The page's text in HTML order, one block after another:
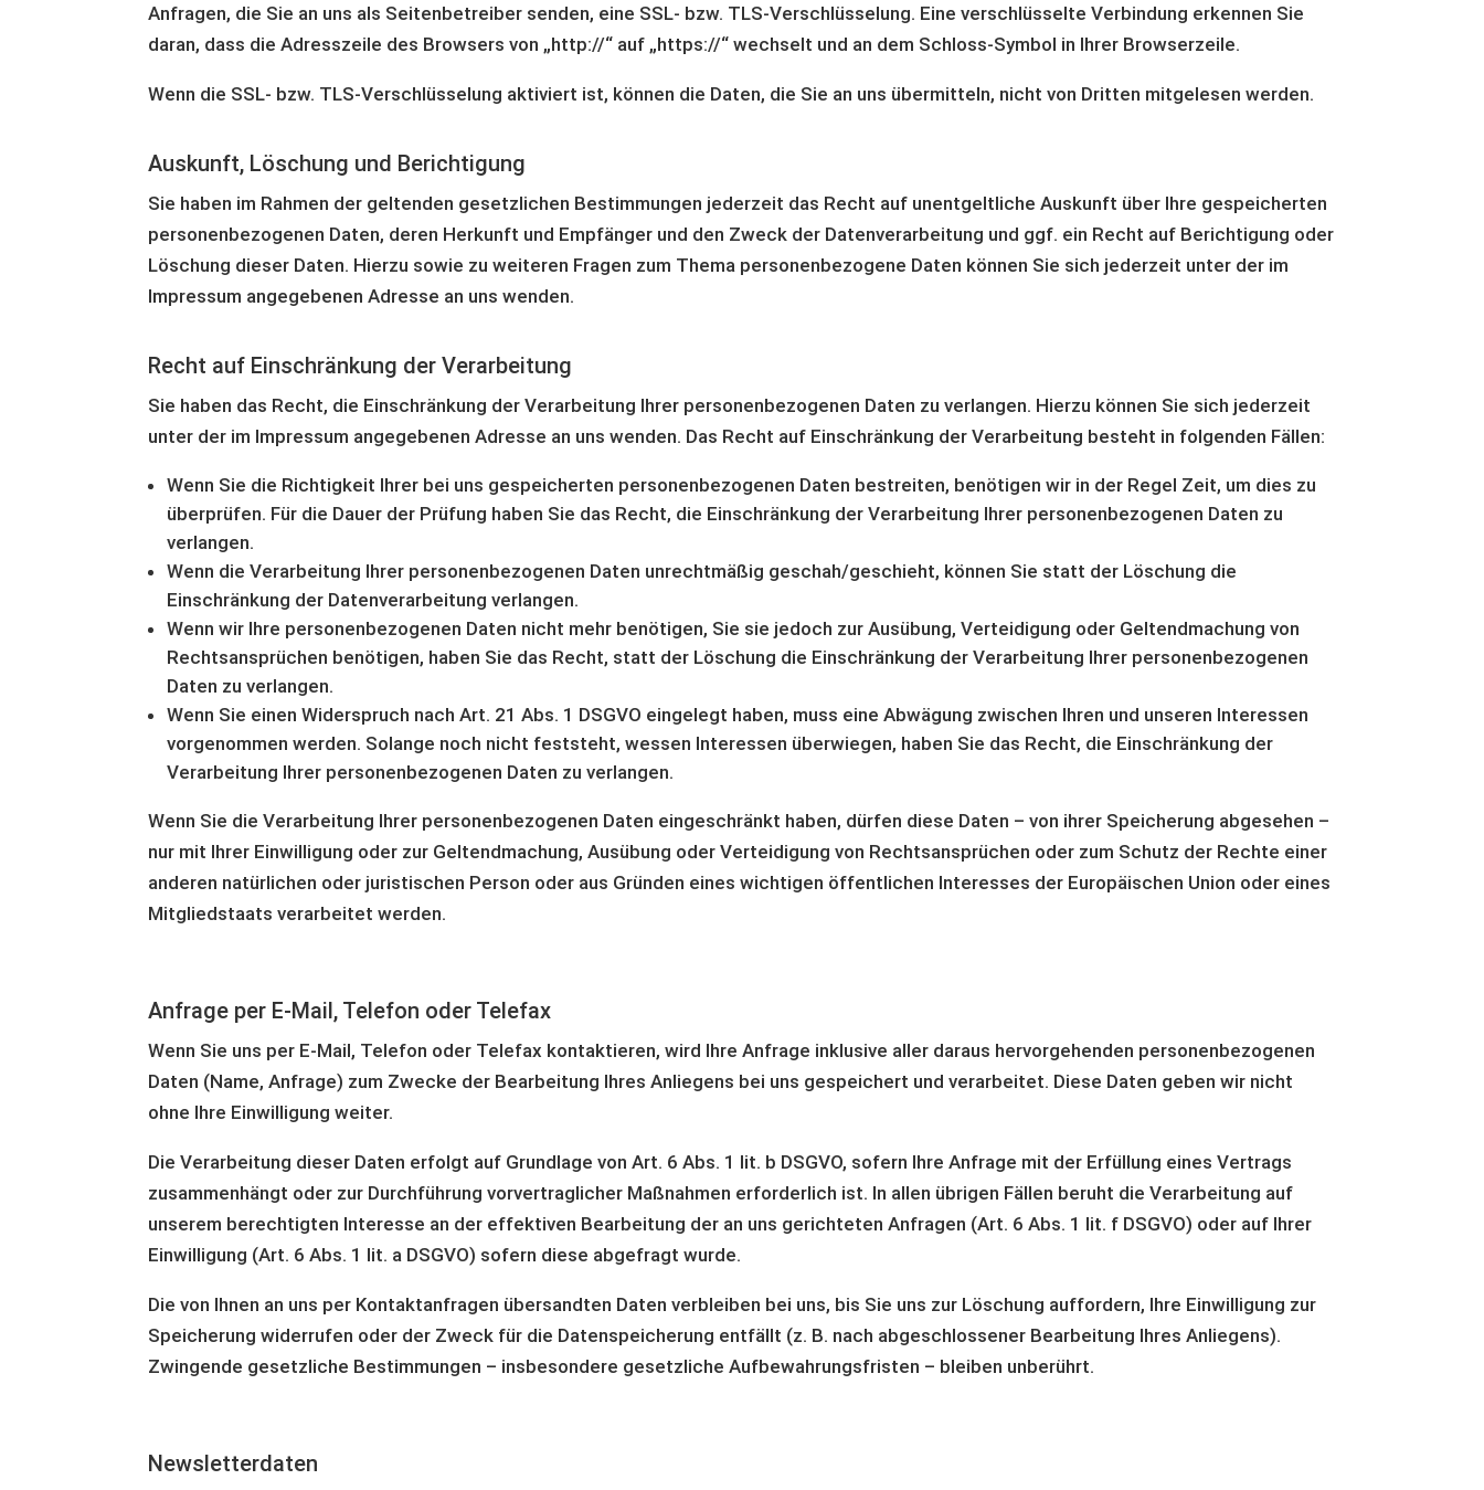
Anfragen, die Sie an uns als Seitenbetreiber senden, eine SSL- bzw. TLS-Verschlüsselung. Eine verschlüsselte Verbindung erkennen Sie
daran, dass die Adresszeile des Browsers von „http://“ auf „https://“ wechselt und an dem Schloss-Symbol in Ihrer Browserzeile.
Wenn die SSL- bzw. TLS-Verschlüsselung aktiviert ist, können die Daten, die Sie an uns übermitteln, nicht von Dritten mitgelesen werden.
Auskunft, Löschung und Berichtigung
Sie haben im Rahmen der geltenden gesetzlichen Bestimmungen jederzeit das Recht auf unentgeltliche Auskunft über Ihre gespeicherten
personenbezogenen Daten, deren Herkunft und Empfänger und den Zweck der Datenverarbeitung und ggf. ein Recht auf Berichtigung oder
Löschung dieser Daten. Hierzu sowie zu weiteren Fragen zum Thema personenbezogene Daten können Sie sich jederzeit unter der im
Impressum angegebenen Adresse an uns wenden.
Recht auf Einschränkung der Verarbeitung
Sie haben das Recht, die Einschränkung der Verarbeitung Ihrer personenbezogenen Daten zu verlangen. Hierzu können Sie sich jederzeit
unter der im Impressum angegebenen Adresse an uns wenden. Das Recht auf Einschränkung der Verarbeitung besteht in folgenden Fällen:
Wenn Sie die Richtigkeit Ihrer bei uns gespeicherten personenbezogenen Daten bestreiten, benötigen wir in der Regel Zeit, um dies zu
überprüfen. Für die Dauer der Prüfung haben Sie das Recht, die Einschränkung der Verarbeitung Ihrer personenbezogenen Daten zu
verlangen.
Wenn die Verarbeitung Ihrer personenbezogenen Daten unrechtmäßig geschah/geschieht, können Sie statt der Löschung die
Einschränkung der Datenverarbeitung verlangen.
Wenn wir Ihre personenbezogenen Daten nicht mehr benötigen, Sie sie jedoch zur Ausübung, Verteidigung oder Geltendmachung von
Rechtsansprüchen benötigen, haben Sie das Recht, statt der Löschung die Einschränkung der Verarbeitung Ihrer personenbezogenen
Daten zu verlangen.
Wenn Sie einen Widerspruch nach Art. 21 Abs. 1 DSGVO eingelegt haben, muss eine Abwägung zwischen Ihren und unseren Interessen
vorgenommen werden. Solange noch nicht feststeht, wessen Interessen überwiegen, haben Sie das Recht, die Einschränkung der
Verarbeitung Ihrer personenbezogenen Daten zu verlangen.
Wenn Sie die Verarbeitung Ihrer personenbezogenen Daten eingeschränkt haben, dürfen diese Daten – von ihrer Speicherung abgesehen –
nur mit Ihrer Einwilligung oder zur Geltendmachung, Ausübung oder Verteidigung von Rechtsansprüchen oder zum Schutz der Rechte einer
anderen natürlichen oder juristischen Person oder aus Gründen eines wichtigen öffentlichen Interesses der Europäischen Union oder eines
Mitgliedstaats verarbeitet werden.
Anfrage per E-Mail, Telefon oder Telefax
Wenn Sie uns per E-Mail, Telefon oder Telefax kontaktieren, wird Ihre Anfrage inklusive aller daraus hervorgehenden personenbezogenen
Daten (Name, Anfrage) zum Zwecke der Bearbeitung Ihres Anliegens bei uns gespeichert und verarbeitet. Diese Daten geben wir nicht
ohne Ihre Einwilligung weiter.
Die Verarbeitung dieser Daten erfolgt auf Grundlage von Art. 6 Abs. 1 lit. b DSGVO, sofern Ihre Anfrage mit der Erfüllung eines Vertrags
zusammenhängt oder zur Durchführung vorvertraglicher Maßnahmen erforderlich ist. In allen übrigen Fällen beruht die Verarbeitung auf
unserem berechtigten Interesse an der effektiven Bearbeitung der an uns gerichteten Anfragen (Art. 6 Abs. 1 lit. f DSGVO) oder auf Ihrer
Einwilligung (Art. 6 Abs. 1 lit. a DSGVO) sofern diese abgefragt wurde.
Die von Ihnen an uns per Kontaktanfragen übersandten Daten verbleiben bei uns, bis Sie uns zur Löschung auffordern, Ihre Einwilligung zur
Speicherung widerrufen oder der Zweck für die Datenspeicherung entfällt (z. B. nach abgeschlossener Bearbeitung Ihres Anliegens).
Zwingende gesetzliche Bestimmungen – insbesondere gesetzliche Aufbewahrungsfristen – bleiben unberührt.
Newsletterdaten